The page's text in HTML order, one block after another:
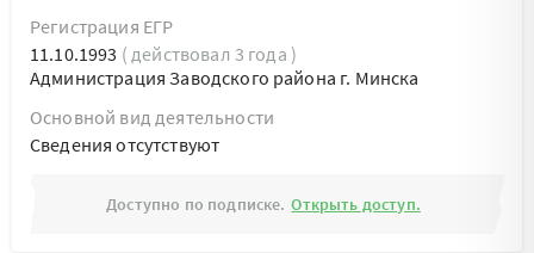
Регистрация ЕГР
11.10.1993 ( действовал 3 года )
Администрация Заводского района г. Минска
Основной вид деятельности
Cведения отсутствуют
Доступно по подписке. Открыть доступ.